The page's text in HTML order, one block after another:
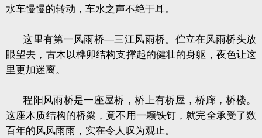
水车慢慢的转动，车水之声不绝于耳。
这里有第一风雨桥—三江风雨桥。伫立在风雨桥头放
眼望去，古木以榫卯结构支撑起的健壮的身躯，夜色让这
里更加迷离。
程阳风雨桥是一座屋桥，桥上有桥屋，桥廊，桥楼。
这座木质结构的桥梁，竟不用一颗铁钉，就完全承受了数
百年的风风雨雨，实在令人叹为观止。